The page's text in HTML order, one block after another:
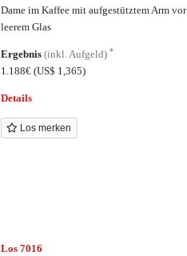
Dame im Kaffee mit aufgestütztem Arm vor
leerem Glas
Ergebnis (inkl. Aufgeld) *
1.188€ (US$ 1,365)
Details
Los merken
Los 7016